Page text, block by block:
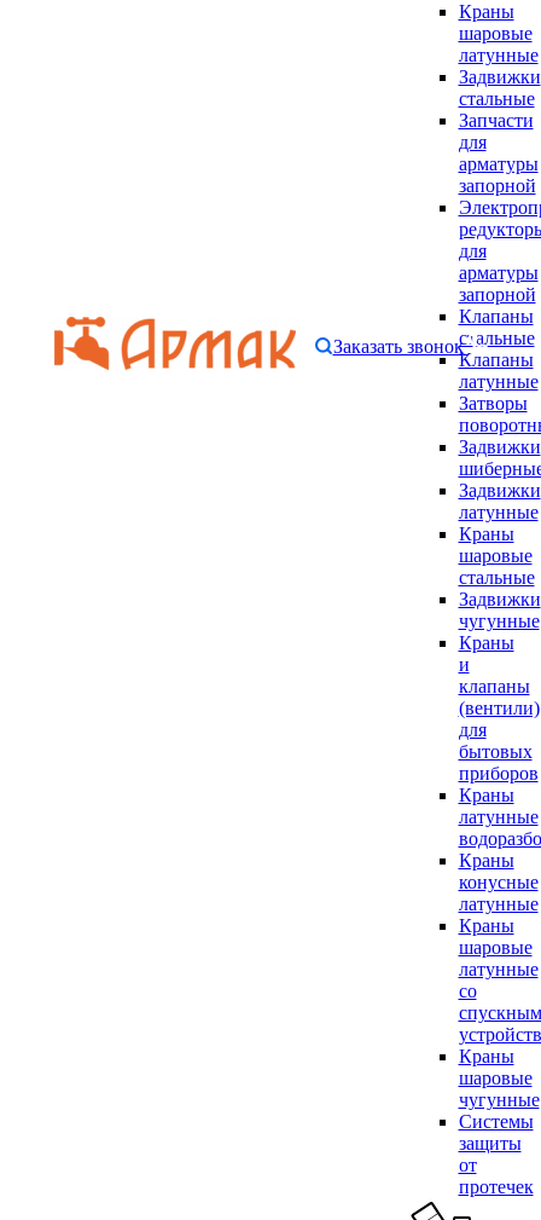
Краны
шаровые
латунные
Задвижки
стальные
Запчасти
для
арматуры
запорной
для
арматуры
запорной
Клапаны
стальные
Клапаны
латунные
Затворы
Задвижки
Задвижки
латунные
Краны
шаровые
стальные
Задвижки
чугунные
Краны
и
клапаны
(вентили)
для
бытовых
приборов
Краны
латунные
Краны
конусные
латунные
Краны
шаровые
латунные
со
спускным
Краны
шаровые
чугунные
Системы
защиты
от
протечек
Заказать звонок